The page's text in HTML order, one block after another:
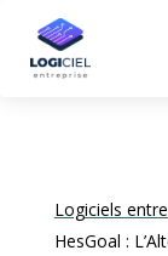
Logiciels
HesGoal :